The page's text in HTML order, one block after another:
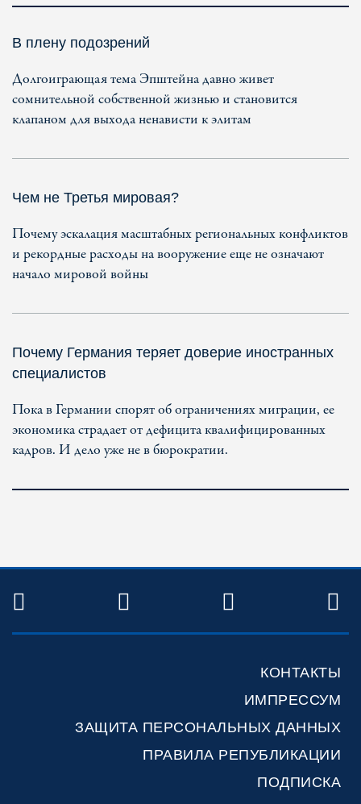
В плену подозрений
Долгоиграющая тема Эпштейна давно живет
сомнительной собственной жизнью и становится
клапаном для выхода ненависти к элитам
Чем не Третья мировая?
Почему эскалация масштабных региональных конфликтов
и рекордные расходы на вооружение еще не означают
начало мировой войны
Почему Германия теряет доверие иностранных
специалистов
Пока в Германии спорят об ограничениях миграции, ее
экономика страдает от дефицита квалифицированных
кадров. И дело уже не в бюрократии.
TWITTER FACEBOOKYOUTUBE
КОНТАКТЫ
ИМПРЕССУМ
ЗАЩИТА ПЕРСОНАЛЬНЫХ ДАННЫХ
ПРАВИЛА РЕПУБЛИКАЦИИ
ПОДПИСКА